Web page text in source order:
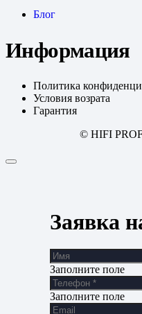
Блог
Информация
Политика
Условия возрата
Гарантия
© HIFI
Заявка
Заполните поле
Заполните поле